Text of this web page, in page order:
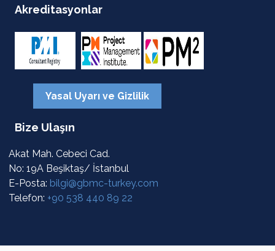
Akreditasyonlar
Yasal Uyarı ve Gizlilik
Bize Ulaşın
Akat Mah. Cebeci Cad.
No: 19A Beşiktaş/ İstanbul
E-Posta: bilgi@gbmc-turkey.com
Telefon: +90 538 440 89 22